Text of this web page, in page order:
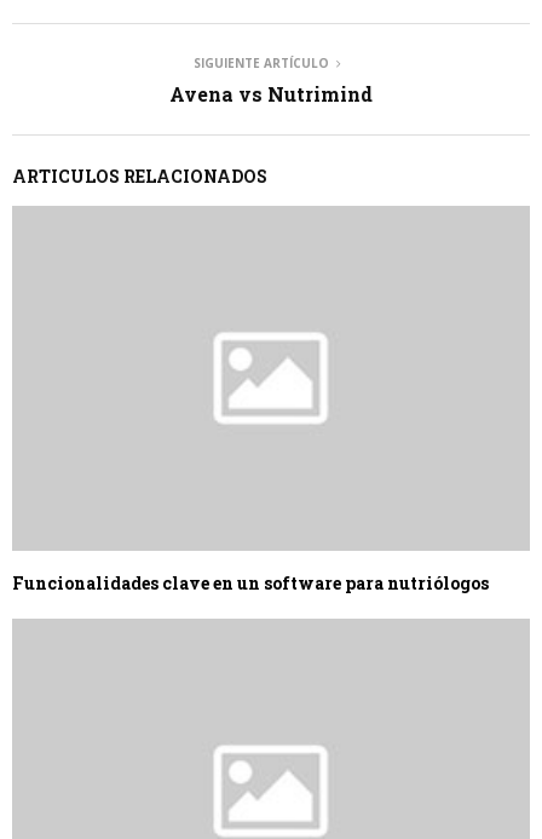
SIGUIENTE ARTÍCULO
Avena vs Nutrimind
ARTICULOS RELACIONADOS
Funcionalidades clave en un software para nutriólogos